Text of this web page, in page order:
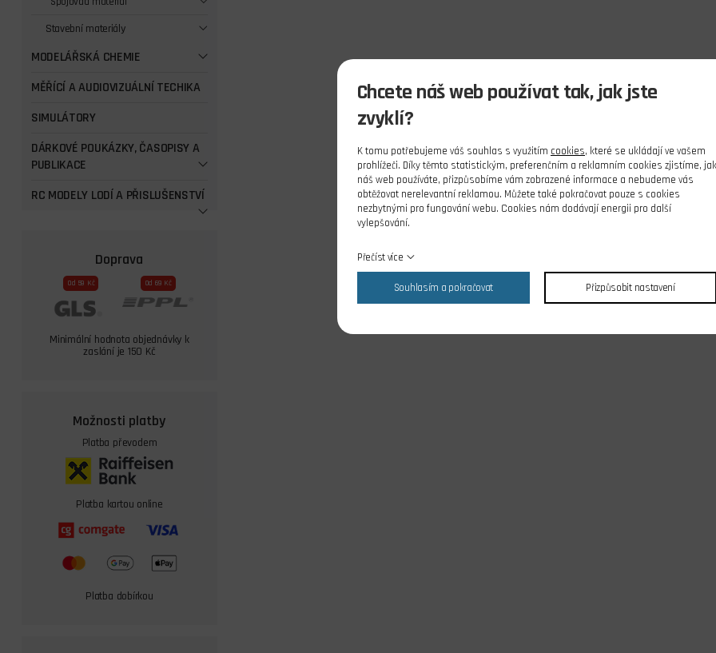
Stavební materiály
MODELÁŘSKÁ CHEMIE
MĚŘÍCÍ A AUDIOVIZUÁLNÍ TECHIKA
SIMULÁTORY
DÁRKOVÉ POUKÁZKY, ČASOPISY A
PUBLIKACE
RC MODELY LODÍ A PŘISLUŠENSTVÍ
Doprava
Od 59 Kč Od 69 Kč
Minimální hodnota objednávky k
zaslání je 150 Kč
Možnosti platby
Platba převodem
Platba kartou online
Platba dobírkou
Chcete náš web používat tak, jak jste
zvyklí?
K tomu potřebujeme váš souhlas s využitím cookies, které se ukládají ve vašem
prohlížeči. Díky těmto statistickým, preferenčním a reklamním cookies zjistíme, jak
náš web používáte, přizpůsobíme vám zobrazené informace a nebudeme vás
obtěžovat nerelevantní reklamou. Můžete také pokračovat pouze s cookies
nezbytnými pro fungování webu. Cookies nám dodávají energii pro další
vylepšování.
Přečíst více
Souhlasím a pokračovat Přizpůsobit nastavení